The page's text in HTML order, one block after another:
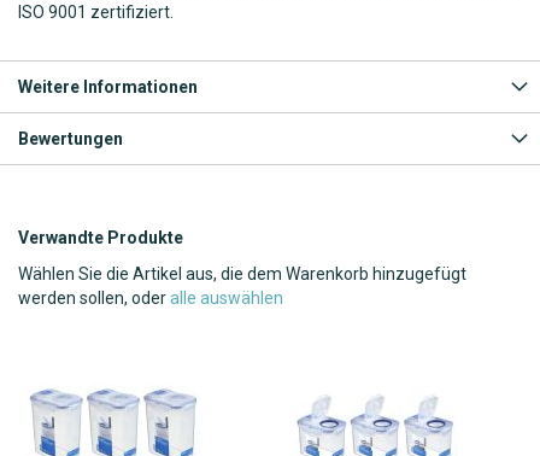
ISO 9001 zertifiziert.
Weitere Informationen
Bewertungen
Verwandte Produkte
Wählen Sie die Artikel aus, die dem Warenkorb hinzugefügt
werden sollen, oderalle auswählen